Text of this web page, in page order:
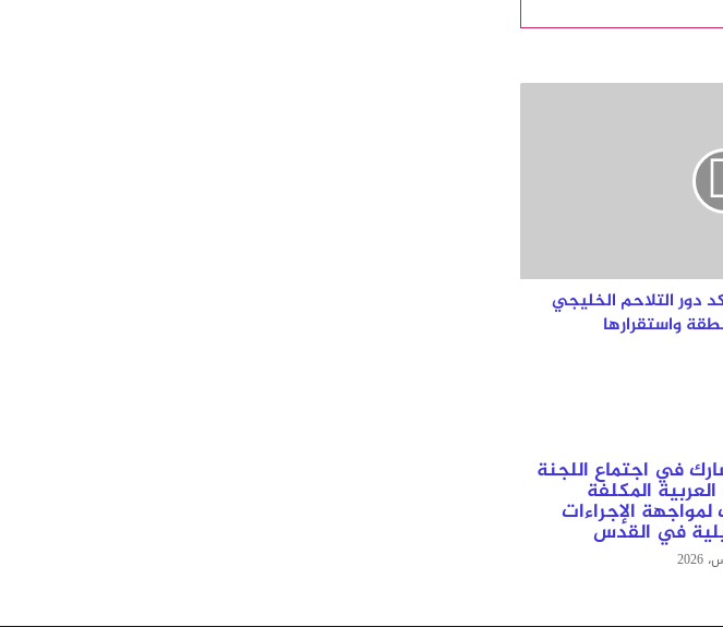
التلاحم الخليجي
واستقرارها
في اجتماع اللجنة
العربية المكلفة
لمواجهة الإجراءات
في القدس